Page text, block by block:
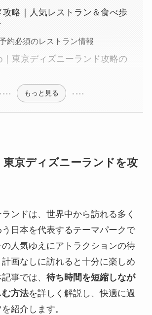
攻略｜人気レストラン＆食べ歩
約必須のレストラン情報
｜東京ディズニーランド攻略の
もっと見る
東京ディズニーランドを攻
ンドは、世界中から訪れる多く
日本を代表するテーマパークで
人気ゆえにアトラクションの待
画なしに訪れると十分に楽しめ
事では、 待ち時間を短縮しなが
む方法を詳しく解説し、快適に過
紹介します。